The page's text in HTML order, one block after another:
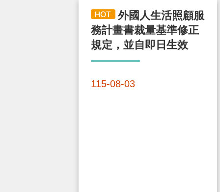
外國人生活照顧服
務計畫書裁量基準修正
規定，並自即日生效
115-08-03